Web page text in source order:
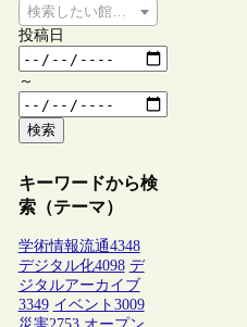
検索したい館種を選択してください
投稿日
～
検索
キーワードから検
索（テーマ）
学術情報流通4348
デジタル化4098 デ
ジタルアーカイブ
3349 イベント 3009